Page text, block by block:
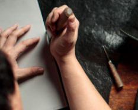
[サイズ目安]